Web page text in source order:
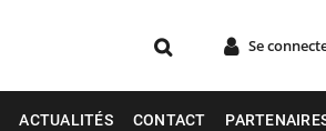
Se
ACTUALITÉS CONTACT